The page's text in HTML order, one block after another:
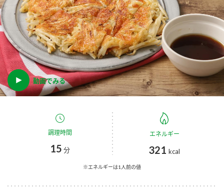
お酢ドリンク ぽん酢
みりん風・料理酒 鍋用調味料
つゆ たれ
スープ 中華
ブランド・スペシャルサイト
ブランド・スペシャルサイト トップ
商品ブランドサイト
Fibee（ファイビー）
くらしプラ酢
お酢ドリンク
つゆ
企業情報
国内事業概要
企業理念
ミツカンの歴史
ミツカンを知る
環境への取り組み
動画でみる
調理時間
15 分
エネルギー
321 kcal
※エネルギーは1人前の値